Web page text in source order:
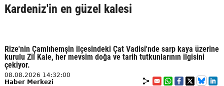
Kardeniz'in en güzel kalesi
Rize'nin Çamlıhemşin ilçesindeki Çat Vadisi'nde sarp kaya üzerine
kurulu Zil Kale, her mevsim doğa ve tarih tutkunlarının ilgisini
çekiyor.
08.08.2026 14:32:00
Haber Merkezi